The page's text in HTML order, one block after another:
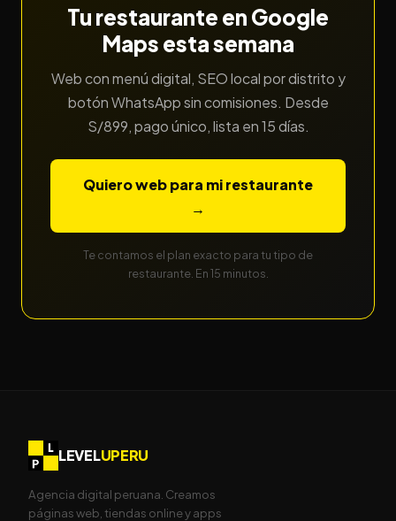
Tu restaurante en Google
Maps esta semana
Web con menú digital, SEO local por distrito y
botón WhatsApp sin comisiones. Desde
S/899, pago único, lista en 15 días.
Quiero web para mi restaurante
→
Te contamos el plan exacto para tu tipo de
restaurante. En 15 minutos.
LEVELUPERU
Agencia digital peruana. Creamos
páginas web, tiendas online y apps